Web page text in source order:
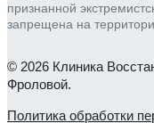
© 2026 Клиника
Фроловой.
Политика обработки
признанной
запрещена на